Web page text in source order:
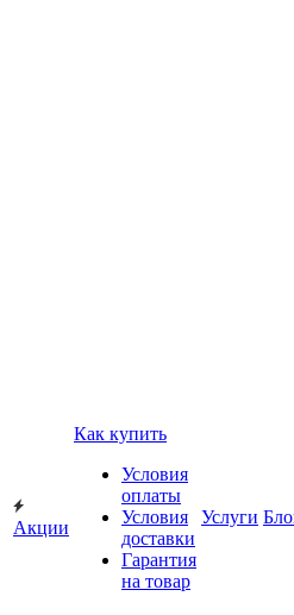
Акции
Как купить
Условия
оплаты
Условия
доставки
Гарантия
на товар
Услуги